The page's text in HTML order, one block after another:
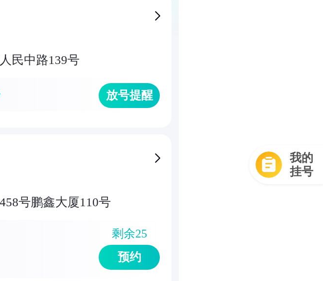
精准诊断
民中路139号
放号提醒
号鹏鑫大厦110号
剩余25
预约
我的
挂号